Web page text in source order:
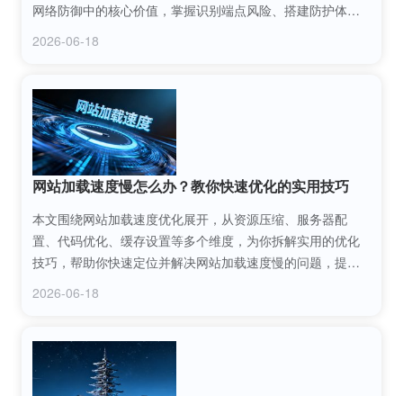
网络防御中的核心价值，掌握识别端点风险、搭建防护体系
2026-06-18
网站加载速度慢怎么办？教你快速优化的实用技巧
本文围绕网站加载速度优化展开，从资源压缩、服务器配
置、代码优化、缓存设置等多个维度，为你拆解实用的优化
技巧，帮助你快速定位并解决网站加载速度慢的问题，提升
2026-06-18